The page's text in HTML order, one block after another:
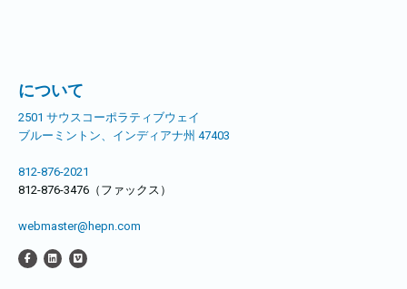
について
2501 サウスコーポラティブウェイ
ブルーミントン、インディアナ州 47403
812-876-2021
812-876-3476（ファックス）
webmaster@hepn.com